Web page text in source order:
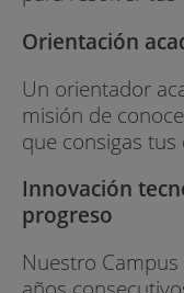
prácticas
Utilizarás
nivel como:
- Programación
Orientación
Un orientador
misión de
que consigas tus
Innovación
progreso
Nuestro